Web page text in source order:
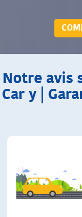
Notre avis
Car y |